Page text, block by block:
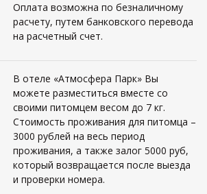
Оплата возможна по безналичному
расчету, путем банковского перевода
на расчетный счет.
В отеле «Атмосфера Парк» Вы
можете разместиться вместе со
своими питомцем весом до 7 кг.
Стоимость проживания для питомца –
3000 рублей на весь период
проживания, а также залог 5000 руб,
который возвращается после выезда
и проверки номера.